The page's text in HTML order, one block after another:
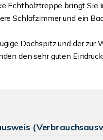
Echtholztreppe bringt Sie
Schlafzimmer und ein
Dachspitz und der
den sehr guten